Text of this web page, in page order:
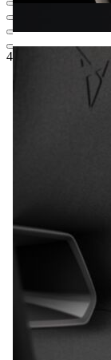
41.245,-‍ €